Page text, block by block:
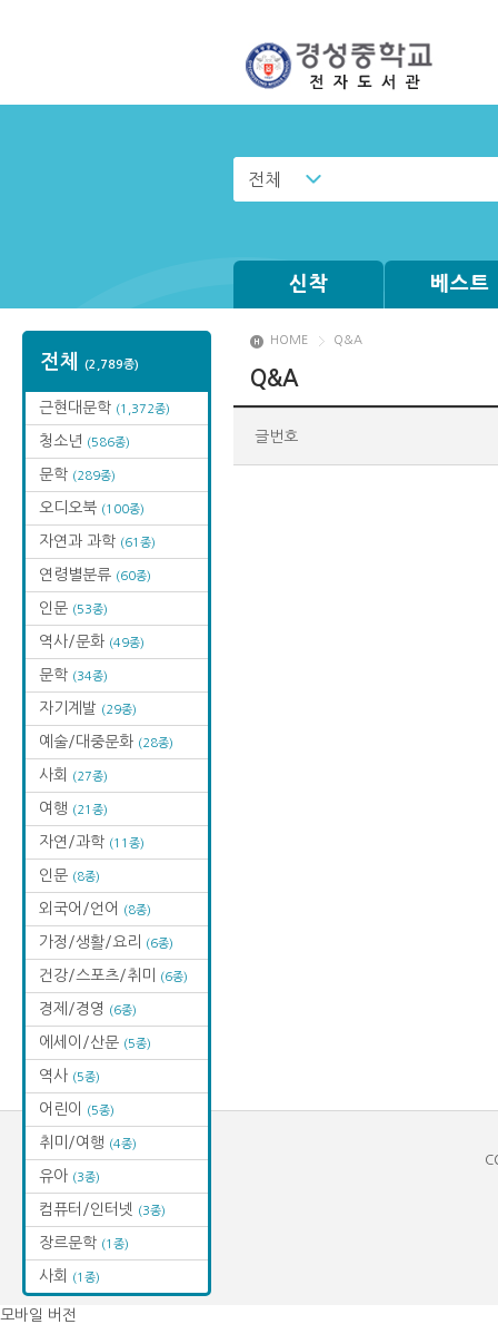
전체
신착 베스트
전체 (2,789종)
근현대문학 (1,372종)
청소년 (586종)
문학 (289종)
오디오북 (100종)
자연과 과학 (61종)
연령별분류 (60종)
인문 (53종)
역사/문화 (49종)
문학 (34종)
자기계발 (29종)
예술/대중문화 (28종)
사회 (27종)
여행 (21종)
자연/과학 (11종)
인문 (8종)
외국어/언어 (8종)
가정/생활/요리 (6종)
건강/스포츠/취미 (6종)
경제/경영 (6종)
에세이/산문 (5종)
역사 (5종)
어린이 (5종)
취미/여행 (4종)
유아 (3종)
컴퓨터/인터넷 (3종)
장르문학 (1종)
사회 (1종)
HOME Q&A
Q&A
글번호
모바일 버전